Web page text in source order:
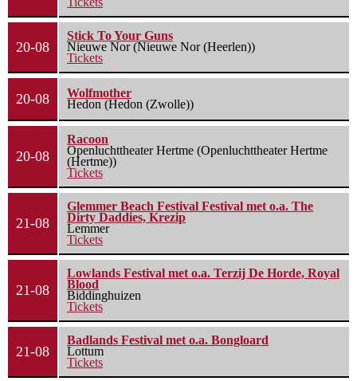
20-08
Stick To Your Guns
Nieuwe Nor (Nieuwe Nor (Heerlen))
Tickets
20-08
Wolfmother
Hedon (Hedon (Zwolle))
20-08
Racoon
Openluchttheater Hertme (Openluchttheater Hertme
(Hertme))
Tickets
21-08
Glemmer Beach Festival Festival met o.a. The
Dirty Daddies, Krezip
Lemmer
Tickets
21-08
Lowlands Festival met o.a. Terzij De Horde, Royal
Blood
Biddinghuizen
Tickets
21-08
Badlands Festival met o.a. Bongloard
Lottum
Tickets